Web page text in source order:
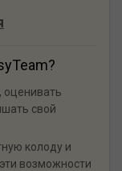
оценивать
свой
колоду и
возможности